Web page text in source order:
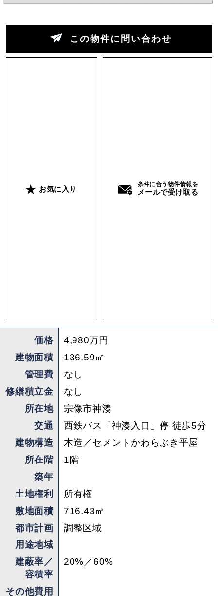
にフルリノベーションされました。
地で実際に見ていただきたい。「これこそがプロ
の仕事だ」と感じさせる一軒です。
※現在はレンタルスペースで運営中。引き渡し時
期は要相談となります。
※基本的には家具家電付きです。（一部取り外す
ものもあります。）詳細は別途ご相談ください。
担当 ： suwa
この物件に問い合わせ
お気に入り
条件に合う物件情報を
メールで受け取る
価格
4,980万円
建物面積
136.59㎡
管理費
なし
修繕積立金
なし
所在地
宗像市神湊
交通
西鉄バス「神湊入口」停 徒歩5分
建物構造
木造／セメントかわらぶき平屋
所在階
1階
築年
土地権利
所有権
敷地面積
716.43㎡
都市計画
調整区域
用途地域
建蔽率／
容積率
20%／60%
その他費用